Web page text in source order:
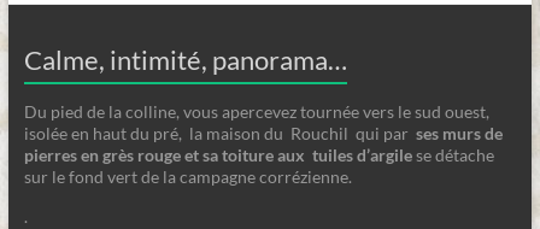
Calme, intimité, panorama…
Du pied de la colline, vous apercevez tournée vers le sud ouest,
isolée en haut du pré, la maison du Rouchil qui par ses murs de
pierres en grès rouge et sa toiture aux tuiles d’argilese détache
sur le fond vert de la campagne corrézienne.
.